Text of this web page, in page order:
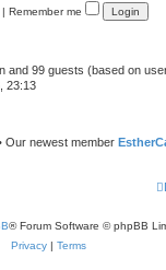
| Remember me
and 99 guests (based on
23:13
Our newest member
® Forum Software © phpBB
Privacy | Terms